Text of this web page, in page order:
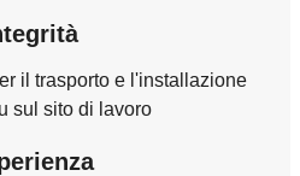
il trasporto e l'installazione
sul sito di lavoro